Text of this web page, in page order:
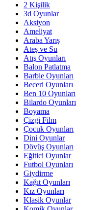
2 Kişilik
3d Oyunlar
Aksiyon
Ameliyat
Araba Yarış
Ateş ve Su
Atış Oyunları
Balon Patlatma
Barbie Oyunları
Beceri Oyunları
Ben 10 Oyunları
Bilardo Oyunları
Boyama
Çizgi Film
Çocuk Oyunları
Dini Oyunlar
Dövüş Oyunları
Eğitici Oyunlar
Futbol Oyunları
Giydirme
Kağıt Oyunları
Kız Oyunları
Klasik Oyunlar